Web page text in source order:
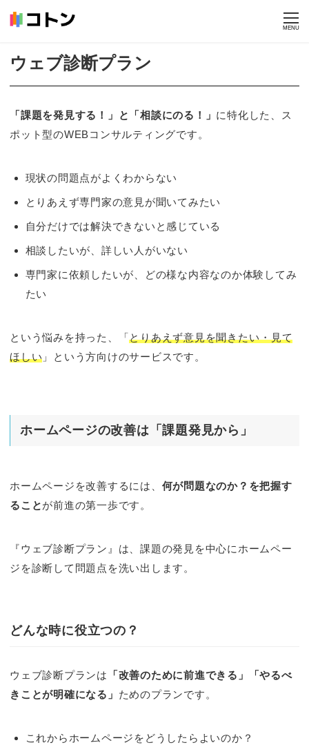
MENU
HOME できること
ウェブ診断プラン
「課題を発見する！」と「相談にのる！」 に特化した、ス
ポット型のWEBコンサルティングです。
現状の問題点がよくわからない
とりあえず専門家の意見が聞いてみたい
自分だけでは解決できないと感じている
相談したいが、詳しい人がいない
専門家に依頼したいが、どの様な内容なのか体験してみ
たい
という悩みを持った、「とりあえず意見を聞きたい・見て
ほしい 」という方向けのサービスです。
ホームページの改善は「課題発見から」
ホームページを改善するには、 何が問題なのか？を把握す
ることが前進の第一歩です。
『ウェブ診断プラン』は、課題の発見を中心にホームペー
ジを診断して問題点を洗い出します。
どんな時に役立つの？
ウェブ診断プランは
「改善のために前進できる」「やるべ
きことが明確になる」 ためのプランです。
これからホームページをどうしたらよいのか？